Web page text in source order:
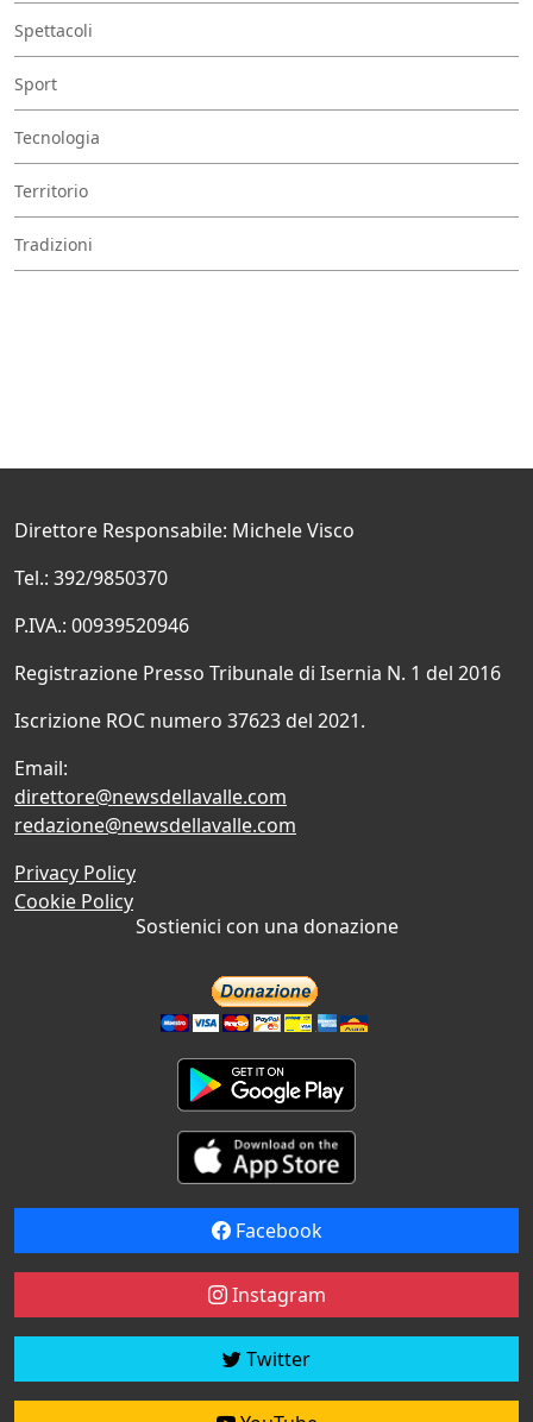
Spettacoli
Sport
Tecnologia
Territorio
Tradizioni
Direttore Responsabile: Michele Visco
Tel.: 392/9850370
P.IVA.: 00939520946
Registrazione Presso Tribunale di Isernia N. 1 del 2016
Iscrizione ROC numero 37623 del 2021.
Email:
direttore@newsdellavalle.com
redazione@newsdellavalle.com
Privacy Policy
Cookie Policy
Sostienici con una donazione
Facebook
Instagram
Twitter